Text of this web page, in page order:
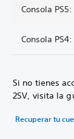
Consola
Consola
Si no tienes
2SV, visita la
Recuperar tu